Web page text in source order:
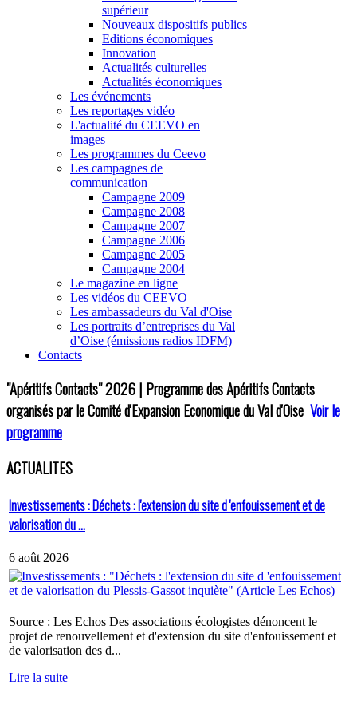
supérieur
Nouveaux dispositifs publics
Editions économiques
Innovation
Actualités culturelles
Actualités économiques
Les événements
Les reportages vidéo
L'actualité du CEEVO en
images
Les programmes du Ceevo
Les campagnes de
communication
Campagne 2009
Campagne 2008
Campagne 2007
Campagne 2006
Campagne 2005
Campagne 2004
Le magazine en ligne
Les vidéos du CEEVO
Les ambassadeurs du Val d'Oise
Les portraits d’entreprises du Val
d’Oise (émissions radios IDFM)
Contacts
"Apéritifs Contacts"2026 | Programme des Apéritifs Contacts
organisés par le Comité d'Expansion Economique du Val d'Oise Voir le
programme
ACTUALITES
Investissements : Déchets : l'extension du site d 'enfouissement et de
valorisation du ...
6 août 2026
Source : Les Echos Des associations écologistes dénoncent le
projet de renouvellement et d'extension du site d'enfouissement et
de valorisation des d...
Lire la suite